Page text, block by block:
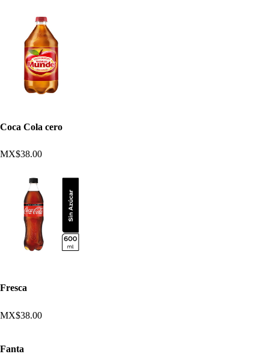
Coca Cola cero
MX$38.00
Fresca
MX$38.00
Fanta